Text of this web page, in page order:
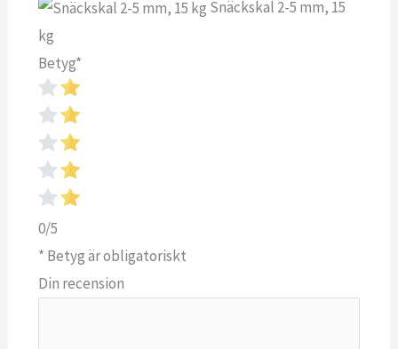
Snäckskal 2-5 mm, 15
kg
Betyg*
0/5
* Betyg är obligatoriskt
Din recension